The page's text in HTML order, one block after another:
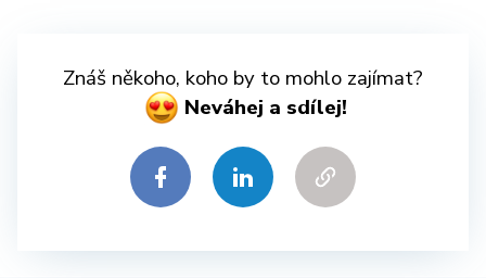
Znáš někoho, koho by to mohlo zajímat?
Neváhej a sdílej!